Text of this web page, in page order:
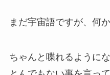
まだ宇宙語ですが、何
ちゃんと喋れるように